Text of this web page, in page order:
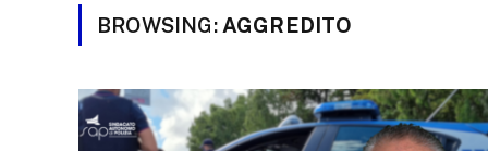
BROWSING: AGGREDITO